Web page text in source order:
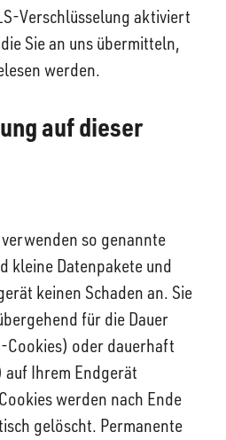
Verschlüsselung aktiviert
Sie an uns übermitteln,
werden.
auf dieser
so genannte
kleine Datenpakete und
keinen Schaden an. Sie
für die Dauer
Cookies) oder dauerhaft
Ihrem Endgerät
werden nach Ende
gelöscht. Permanente